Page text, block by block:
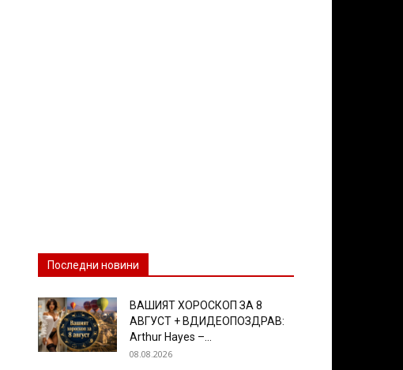
Последни новини
ВАШИЯТ ХОРОСКОП ЗА 8
АВГУСТ + ВДИДЕОПОЗДРАВ:
Arthur Hayes –...
08.08.2026